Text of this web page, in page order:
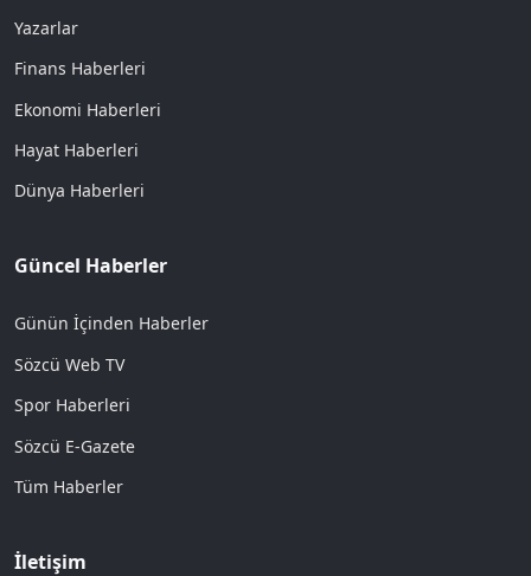
Yazarlar
Finans Haberleri
Ekonomi Haberleri
Hayat Haberleri
Dünya Haberleri
Güncel Haberler
Günün İçinden Haberler
Sözcü Web TV
Spor Haberleri
Sözcü E-Gazete
Tüm Haberler
İletişim